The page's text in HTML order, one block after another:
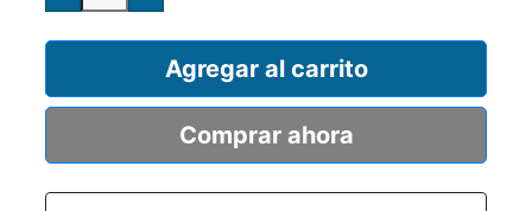
Agregar al carrito
Comprar ahora